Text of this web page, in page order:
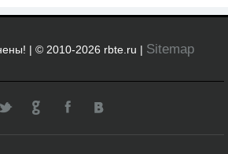
| © 2010-2026 rbte.ru | Sitemap